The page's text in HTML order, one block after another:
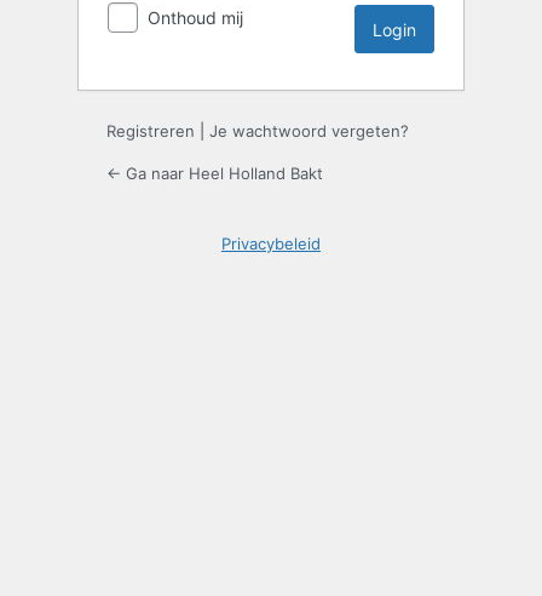
Onthoud mij
Registreren Je wachtwoord vergeten?
← Ga naar Heel Holland Bakt
Privacybeleid